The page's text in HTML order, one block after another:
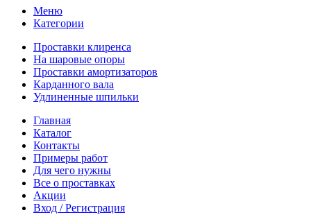
Меню
Категории
Проставки клиренса
На шаровые опоры
Проставки амортизаторов
Карданного вала
Удлиненные шпильки
Главная
Каталог
Контакты
Примеры работ
Для чего нужны
Все о проставках
Акции
Вход / Регистрация